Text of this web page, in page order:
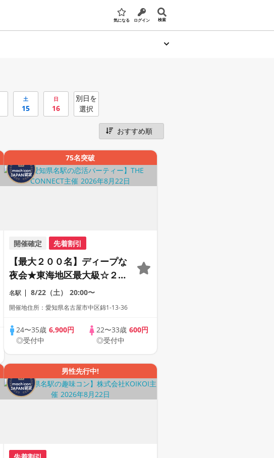
気になる ログイン 検索
土
15
日
16
別日を
選択
75名突破
開催確定 先着割引
【最大２００名】ディープな
夜会★東海地区最大級☆２０
代＆アラサー世代の恋活パー
ティー【１人参加も多数】
名駅 8/22（土） 20:00〜
開催地住所：愛知県名古屋市中区錦1-13-36
24〜35歳 6,900円
◎受付中
22〜33歳 600円
◎受付中
男性先行中!